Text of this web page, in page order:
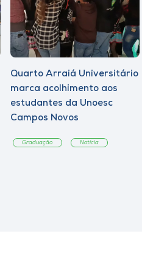
Quarto Arraiá Universitário
marca acolhimento aos
estudantes da Unoesc
Campos Novos
Graduação Notícia